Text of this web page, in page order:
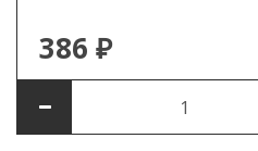
386 ₽